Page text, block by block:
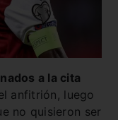
a la cita
anfitrión, luego
no quisieron ser